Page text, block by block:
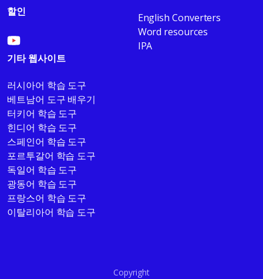
할인
English Converters
Word resources
IPA
기타 웹사이트
러시아어 학습 도구
베트남어 도구 배우기
터키어 학습 도구
힌디어 학습 도구
스페인어 학습 도구
포르투갈어 학습 도구
독일어 학습 도구
광동어 학습 도구
프랑스어 학습 도구
이탈리아어 학습 도구
Copyright